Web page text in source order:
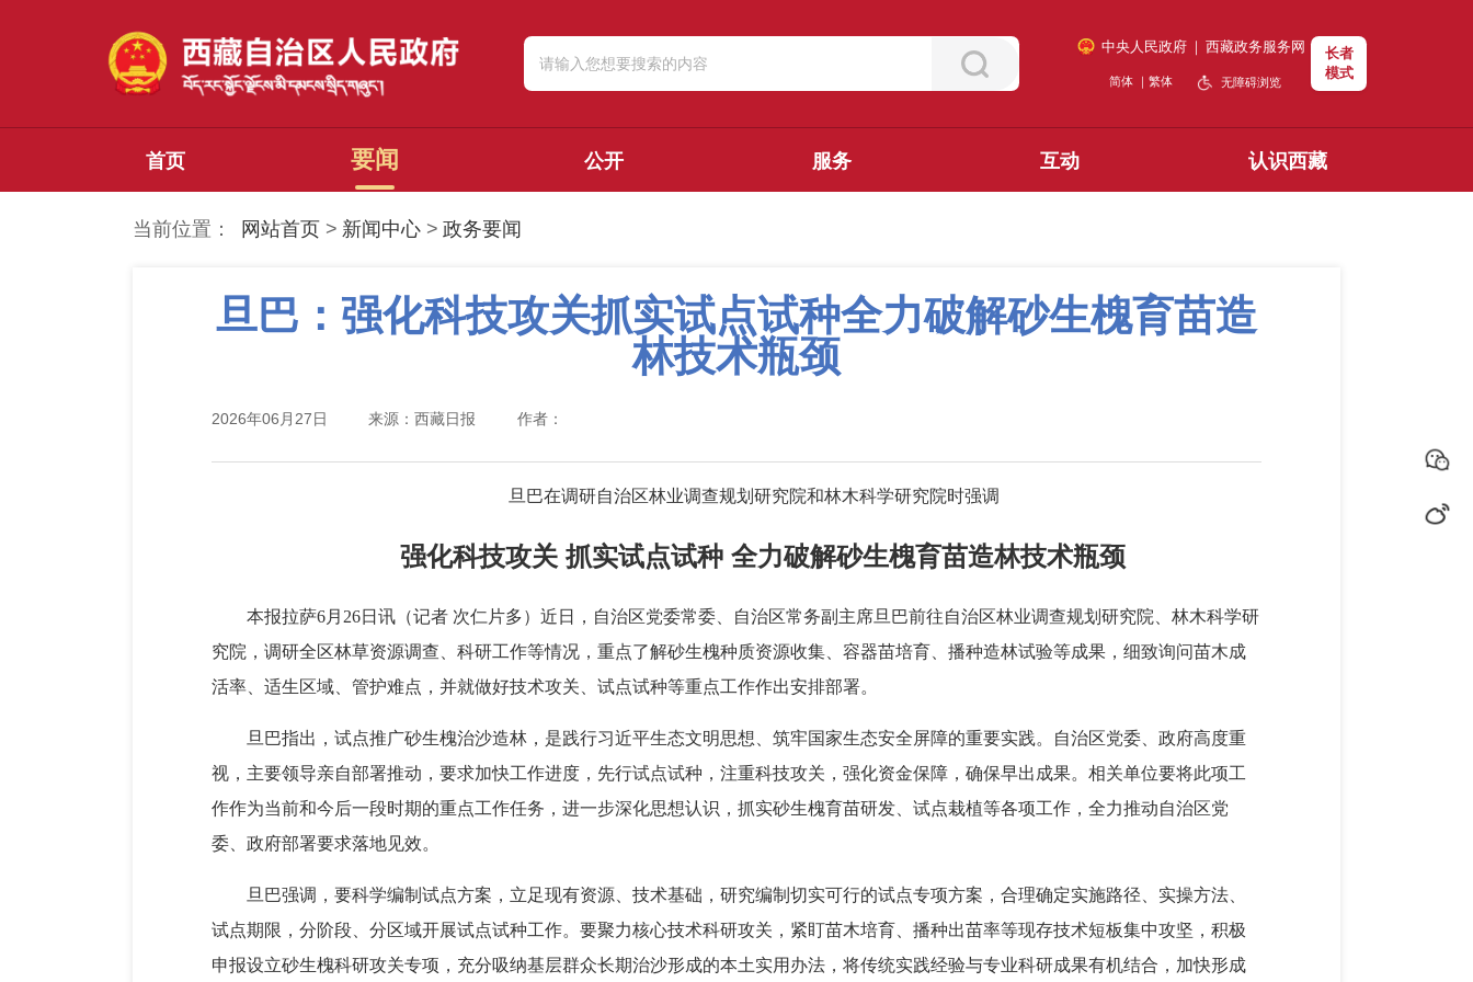
中央人民政府 ｜ 西藏政务服务网
简体｜ 繁体 无障碍浏览
长者
模式
首页 要闻 公开 服务 互动 认识西藏
当前位置： 网站首页 > 新闻中心 > 政务要闻
旦巴：强化科技攻关抓实试点试种全力破解砂生槐育苗造
林技术瓶颈
2026年06月27日 来源：西藏日报 作者：
旦巴在调研自治区林业调查规划研究院和林木科学研究院时强调
强化科技攻关 抓实试点试种 全力破解砂生槐育苗造林技术瓶颈
本报拉萨6月26日讯（记者 次仁片多）近日，自治区党委常委、自治区常务副主席旦巴前往自治区林业调查规划研究院、林木科学研
究院，调研全区林草资源调查、科研工作等情况，重点了解砂生槐种质资源收集、容器苗培育、播种造林试验等成果，细致询问苗木成
活率、适生区域、管护难点，并就做好技术攻关、试点试种等重点工作作出安排部署。
旦巴指出，试点推广砂生槐治沙造林，是践行习近平生态文明思想、筑牢国家生态安全屏障的重要实践。自治区党委、政府高度重
视，主要领导亲自部署推动，要求加快工作进度，先行试点试种，注重科技攻关，强化资金保障，确保早出成果。相关单位要将此项工
作作为当前和今后一段时期的重点工作任务，进一步深化思想认识，抓实砂生槐育苗研发、试点栽植等各项工作，全力推动自治区党
委、政府部署要求落地见效。
旦巴强调，要科学编制试点方案，立足现有资源、技术基础，研究编制切实可行的试点专项方案，合理确定实施路径、实操方法、
试点期限，分阶段、分区域开展试点试种工作。要聚力核心技术科研攻关，紧盯苗木培育、播种出苗率等现存技术短板集中攻坚，积极
申报设立砂生槐科研攻关专项，充分吸纳基层群众长期治沙形成的本土实用办法，将传统实践经验与专业科研成果有机结合，加快形成